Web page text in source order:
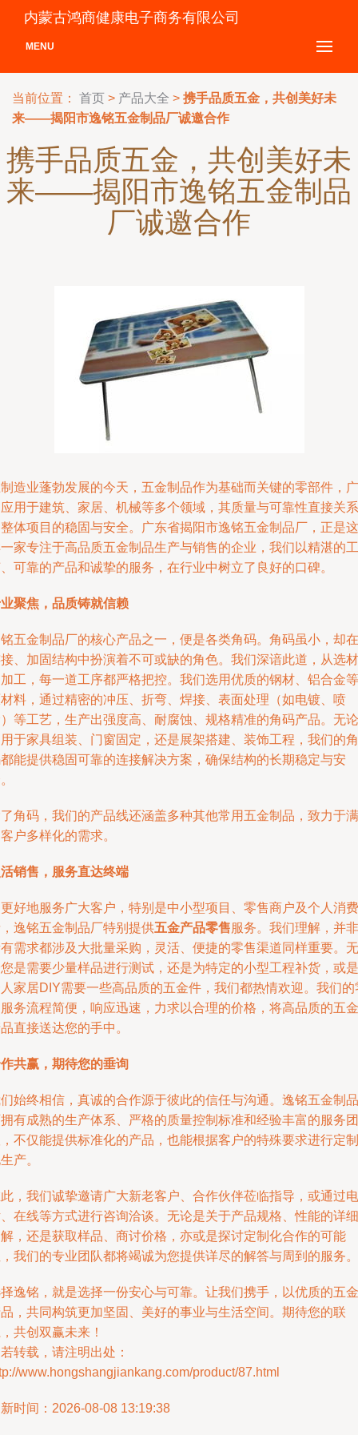
内蒙古鸿商健康电子商务有限公司
MENU
当前位置： 首页 > 产品大全 > 携手品质五金，共创美好未
来——揭阳市逸铭五金制品厂诚邀合作
携手品质五金，共创美好未
来——揭阳市逸铭五金制品
厂诚邀合作
造业蓬勃发展的今天，五金制品作为基础而关键的零部件，广
用于建筑、家居、机械等多个领域，其质量与可靠性直接关系
体项目的稳固与安全。广东省揭阳市逸铭五金制品厂，正是这
家专注于高品质五金制品生产与销售的企业，我们以精湛的工
可靠的产品和诚挚的服务，在行业中树立了良好的口碑。
聚焦，品质铸就信赖
五金制品厂的核心产品之一，便是各类角码。角码虽小，却在
、加固结构中扮演着不可或缺的角色。我们深谙此道，从选材
工，每一道工序都严格把控。我们选用优质的钢材、铝合金等
料，通过精密的冲压、折弯、焊接、表面处理（如电镀、喷
等工艺，生产出强度高、耐腐蚀、规格精准的角码产品。无论
于家具组装、门窗固定，还是展架搭建、装饰工程，我们的角
能提供稳固可靠的连接解决方案，确保结构的长期稳定与安
角码，我们的产品线还涵盖多种其他常用五金制品，致力于满
户多样化的需求。
销售，服务直达终端
好地服务广大客户，特别是中小型项目、零售商户及个人消费
逸铭五金制品厂特别提供五金产品零售服务。我们理解，并非
需求都涉及大批量采购，灵活、便捷的零售渠道同样重要。无
是需要少量样品进行测试，还是为特定的小型工程补货，或是
家居DIY需要一些高品质的五金件，我们都热情欢迎。我们的
务流程简便，响应迅速，力求以合理的价格，将高品质的五金
直接送达您的手中。
共赢，期待您的垂询
始终相信，真诚的合作源于彼此的信任与沟通。逸铭五金制品
有成熟的生产体系、严格的质量控制标准和经验丰富的服务团
不仅能提供标准化的产品，也能根据客户的特殊要求进行定制
产。
，我们诚挚邀请广大新老客户、合作伙伴莅临指导，或通过电
在线等方式进行咨询洽谈。无论是关于产品规格、性能的详细
，还是获取样品、商讨价格，亦或是探讨定制化合作的可能
我们的专业团队都将竭诚为您提供详尽的解答与周到的服务。
逸铭，就是选择一份安心与可靠。让我们携手，以优质的五金
，共同构筑更加坚固、美好的事业与生活空间。期待您的联
共创双赢未来！
转载，请注明出处：
www.hongshangjiankang.com/product/87.html
时间：2026-08-08 13:19:38